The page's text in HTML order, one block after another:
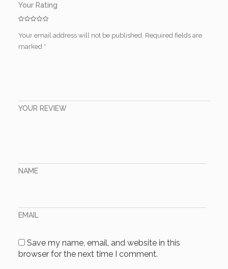
Your email address will not be published. Required fields are
marked *
Your Rating
YOUR REVIEW
NAME
EMAIL
Save my name, email, and website in this
browser for the next time I comment.